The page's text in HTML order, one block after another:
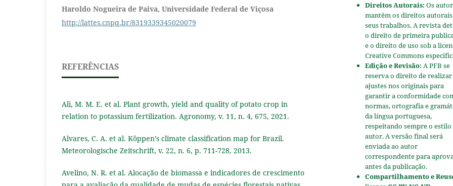
Haroldo Nogueira de Paiva, Universidade Federal de Viçosa
http://lattes.cnpq.br/8319339345020079
REFERÊNCIAS
Ali, M. M. E. et al. Plant growth, yield and quality of potato crop in
relation to potassium fertilization. Agronomy, v. 11, n. 4, 675, 2021.
Alvares, C. A. et al. Köppen’s climate classification map for Brazil.
Meteorologische Zeitschrift, v. 22, n. 6, p. 711-728, 2013.
Avelino, N. R. et al. Alocação de biomassa e indicadores de crescimento
Direitos Autorais: Os
mantêm os direitos
seus trabalhos. A revista
o direito de primeira
e o direito de uso sob a
Creative Commons
Edição e Revisão: A PFB se
reserva o direito de realizar
ajustes nos originais para
garantir a conformidade
normas, ortografia e
da língua portuguesa,
respeitando sempre o estilo
autor. A versão final será
enviada ao autor
correspondente para
antes da publicação.
Compartilhamento e